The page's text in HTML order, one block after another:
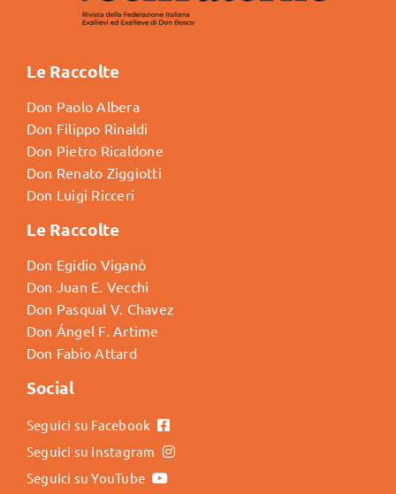
Le Raccolte
Don Paolo Albera
Don Filippo Rinaldi
Don Pietro Ricaldone
Don Renato Ziggiotti
Don Luigi Ricceri
Le Raccolte
Don Egidio Viganò
Don Juan E. Vecchi
Don Pasqual V. Chavez
Don Ángel F. Artime
Don Fabio Attard
Social
Seguici su Facebook
Seguici su Instagram
Seguici su YouTube